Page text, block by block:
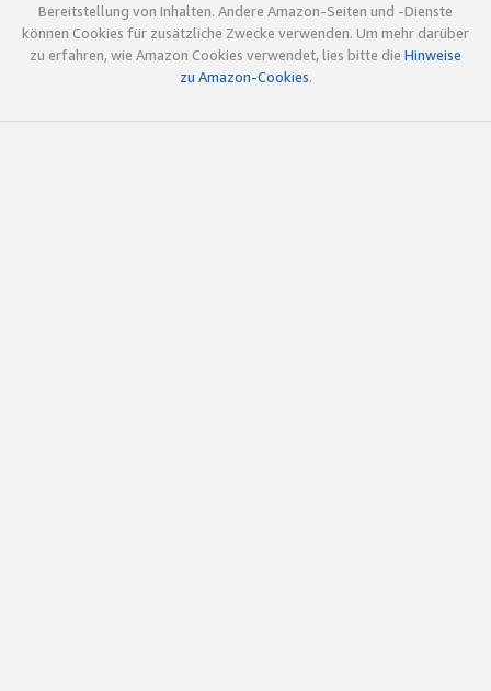
Bereitstellung von Inhalten. Andere Amazon-Seiten und -Dienste
können Cookies für zusätzliche Zwecke verwenden. Um mehr darüber
zu erfahren, wie Amazon Cookies verwendet, lies bitte die Hinweise
zu Amazon-Cookies.